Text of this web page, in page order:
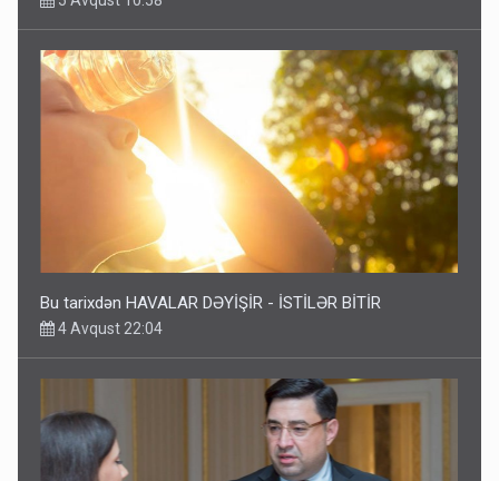
Bu tarixdən HAVALAR DƏYİŞİR - İSTİLƏR BİTİR
4 Avqust 22:04